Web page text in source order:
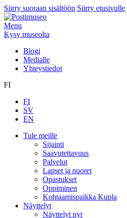
Siirry suoraan sisältöön Siirry etusivulle
Menu
Kysy museolta
Blogi
Medialle
Yhteystiedot
FI
FI
SV
EN
Tule meille
Sijainti
Saavutettavuus
Palvelut
Lapset ja nuoret
Opastukset
Oppiminen
Kohtaamispaikka Kupla
Näyttelyt
Näyttelyt nyt